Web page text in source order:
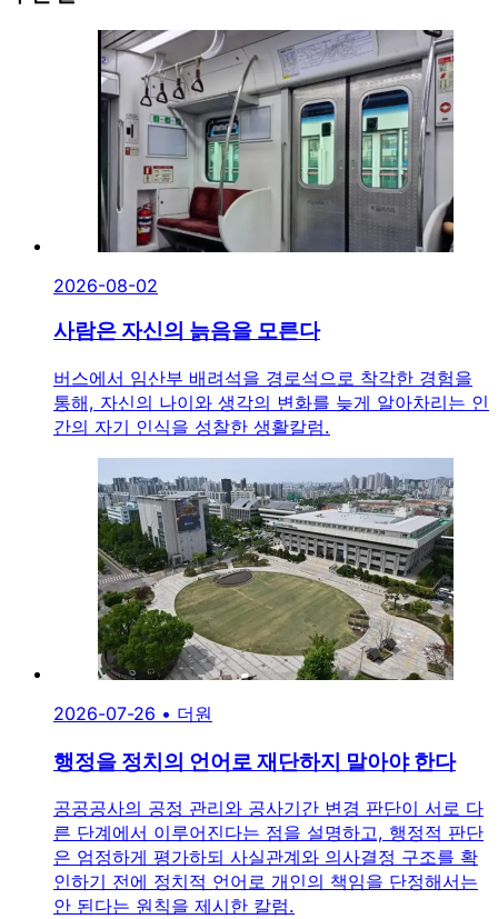
2026-08-02
사람은 자신의 늙음을 모른다
버스에서 임산부 배려석을 경로석으로 착각한 경험을
통해, 자신의 나이와 생각의 변화를 늦게 알아차리는 인
간의 자기 인식을 성찰한 생활칼럼.
2026-07-26 • 더원
행정을 정치의 언어로 재단하지 말아야 한다
공공공사의 공정 관리와 공사기간 변경 판단이 서로 다
른 단계에서 이루어진다는 점을 설명하고, 행정적 판단
은 엄정하게 평가하되 사실관계와 의사결정 구조를 확
인하기 전에 정치적 언어로 개인의 책임을 단정해서는
안 된다는 원칙을 제시한 칼럼.